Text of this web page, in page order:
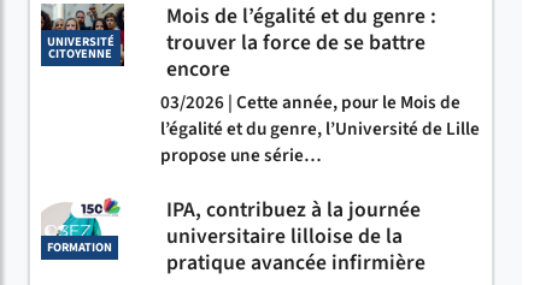
UNIVERSITÉ
CITOYENNE
Mois de l’égalité et du genre :
trouver la force de se battre
encore
03/2026 | Cette année, pour le Mois de
l’égalité et du genre, l’Université de Lille
propose une série…
FORMATION
IPA, contribuez à la journée
universitaire lilloise de la
pratique avancée infirmière